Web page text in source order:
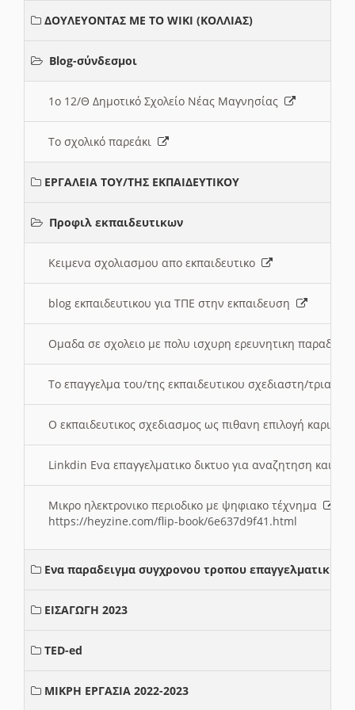
ΔΟΥΛΕΥΟΝΤΑΣ ΜΕ ΤΟ WIKI (ΚΟΛΛΙΑΣ)
Blog-σύνδεσμοι
1ο 12/Θ Δημοτικό Σχολείο Νέας Μαγνησίας
Το σχολικό παρεάκι
ΕΡΓΑΛΕΙΑ ΤΟΥ/ΤΗΣ ΕΚΠΑΙΔΕΥΤΙΚΟΥ
Προφιλ εκπαιδευτικων
Κειμενα σχολιασμου απο εκπαιδευτικο
blog εκπαιδευτικου για ΤΠΕ στην εκπαιδευση
Ομαδα σε σχολειο με πολυ ισχυρη ερευνητικη
Το επαγγελμα του/της εκπαιδευτικου σχεδιαστη/τριας
Ο εκπαιδευτικος σχεδιασμος ως πιθανη επιλογή
Linkdin Ενα επαγγελματικο δικτυο για αναζητηση και
Μικρο ηλεκτρονικο περιοδικο με ψηφιακο τέχνημα
https://heyzine.com/flip-book/6e637d9f41.html
Ενα παραδειγμα συγχρονου τροπου επαγγελματικης
ΕΙΣΑΓΩΓΗ 2023
TED-ed
ΜΙΚΡΗ ΕΡΓΑΣΙΑ 2022-2023